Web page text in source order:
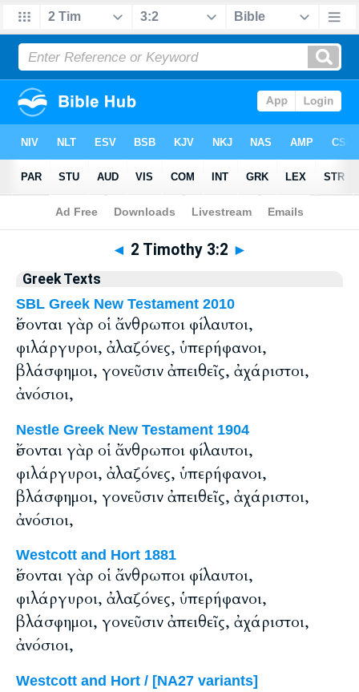
Bible>Greek> 2 Timothy 3:2
◄ 2 Timothy 3:2 ►
Greek Texts
SBL Greek New Testament 2010
ἔσονται γὰρ οἱ ἄνθρωποι φίλαυτοι,
φιλάργυροι, ἀλαζόνες, ὑπερήφανοι,
βλάσφημοι, γονεῦσιν ἀπειθεῖς, ἀχάριστοι,
ἀνόσιοι,
Nestle Greek New Testament 1904
ἔσονται γὰρ οἱ ἄνθρωποι φίλαυτοι,
φιλάργυροι, ἀλαζόνες, ὑπερήφανοι,
βλάσφημοι, γονεῦσιν ἀπειθεῖς, ἀχάριστοι,
ἀνόσιοι,
Westcott and Hort 1881
ἔσονται γὰρ οἱ ἄνθρωποι φίλαυτοι,
φιλάργυροι, ἀλαζόνες, ὑπερήφανοι,
βλάσφημοι, γονεῦσιν ἀπειθεῖς, ἀχάριστοι,
ἀνόσιοι,
Westcott and Hort / [NA27 variants]